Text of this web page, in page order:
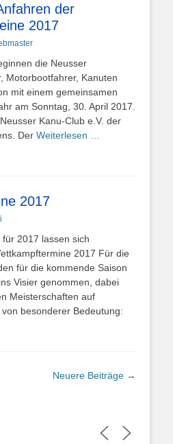
der
2017
die Neusser
Motorbootfahrer, Kanuten
mit einem gemeinsamen
am Sonntag, 30. April 2017.
Kanu-Club e.V. der
Der Weiterlesen …
2017
2017 lassen sich
2017 Für die
für die kommende Saison
Visier genommen, dabei
Meisterschaften auf
besonderer Bedeutung:
Neuere Beiträge →